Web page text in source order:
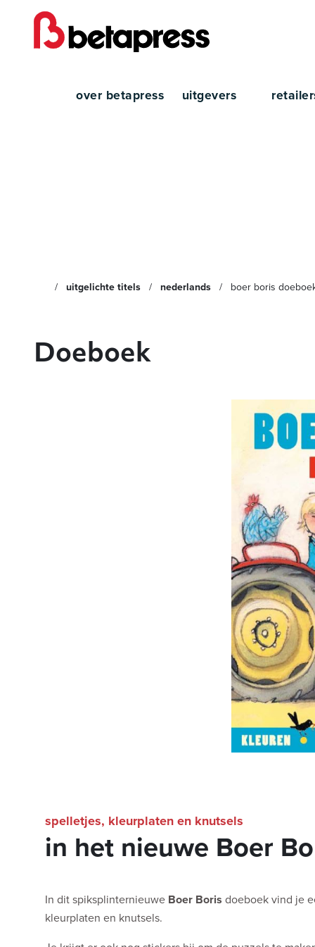
over betapress uitgevers
uitgelichte titels nederlands boer boris
Doeboek
in het nieuwe Boer
spelletjes, kleurplaten en knutsels
In dit spiksplinternieuwe Boer Boris doeboek vind je
kleurplaten en knutsels.